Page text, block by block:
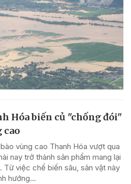
Hóa biến củ "chống đói"
cao
vùng cao Thanh Hóa vượt qua
nay trở thành sản phẩm mang lại
Từ việc chế biến sâu, sản vật này
hướng...